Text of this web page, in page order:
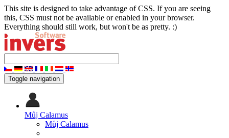
This site is designed to take advantage of CSS. If you are seeing
this, CSS must not be available or enabled in your browser.
Everything should still work, but won't be as pretty. :)
Toggle navigation
Můj Calamus
Můj Calamus